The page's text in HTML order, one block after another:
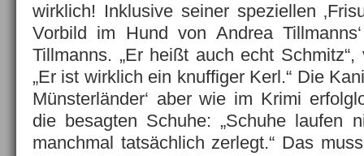
wirklich! Inklusive seiner speziellen
Vorbild im Hund von Andrea
Tillmanns. „Er heißt auch echt
„Er ist wirklich ein knuffiger Kerl.“ Die
Münsterländer‘ aber wie im Krimi
die besagten Schuhe: „Schuhe laufen
manchmal tatsächlich zerlegt.“ Das